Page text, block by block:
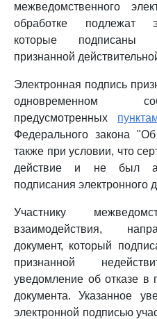
межведомственного
обработке подлежат
которые подписаны
признанной
Электронная подпись
одновременном
предусмотренных
Федерального закона
также при условии, что
действие и не был
подписания электронного
Участнику
взаимодействия,
документ, который
признанной
уведомление об отказе в
документа. Указанное
электронной подписью